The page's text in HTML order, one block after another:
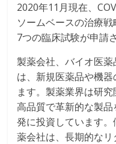
2020年11月現在、
ソームベースの治療戦
7つの臨床試験が申請
製薬会社、バイオ医薬
は、新規医薬品や機
ます。製薬業界は研究
高品質で革新的な製
発に投資しています
薬会社は、長期的な